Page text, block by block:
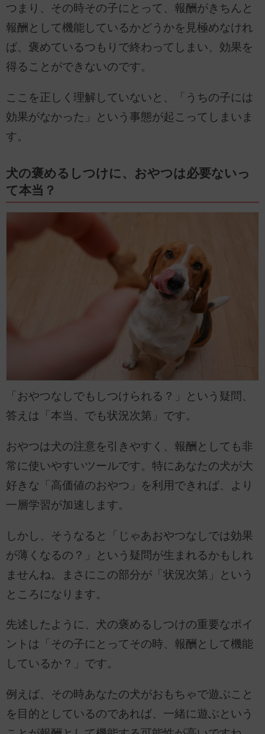
つまり、その時その子にとって、報酬がきちんと
報酬として機能しているかどうかを見極めなけれ
ば、褒めているつもりで終わってしまい、効果を
得ることができないのです。
ここを正しく理解していないと、「うちの子には
効果がなかった」という事態が起こってしまいま
す。
犬の褒めるしつけに、おやつは必要ないっ
て本当？
「おやつなしでもしつけられる？」という疑問、
答えは「本当、でも状況次第」です。
おやつは犬の注意を引きやすく、報酬としても非
常に使いやすいツールです。特にあなたの犬が大
好きな「高価値のおやつ」を利用できれば、より
一層学習が加速します。
しかし、そうなると「じゃあおやつなしでは効果
が薄くなるの？」という疑問が生まれるかもしれ
ませんね。まさにこの部分が「状況次第」という
ところになります。
先述したように、犬の褒めるしつけの重要なポイ
ントは「その子にとってその時、報酬として機能
しているか？」です。
例えば、その時あなたの犬がおもちゃで遊ぶこと
を目的としているのであれば、一緒に遊ぶという